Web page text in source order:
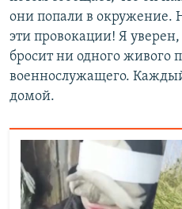
они попали в окружение.
эти провокации! Я
бросит ни одного живого
военнослужащего.
домой.